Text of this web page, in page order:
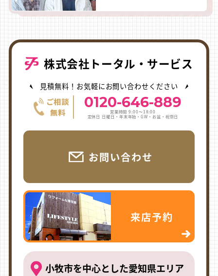
株式会社トータル・サービス
見積無料！お気軽にお問い合わせください
0120-646-889
営業時間 9:00〜18:00
定休日 日曜日・年末年始・GW・お盆・祝祭日
お問い合わせ
来店予約
小牧市を中心とした愛知県エリア